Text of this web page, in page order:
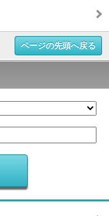
ページの先頭へ戻る